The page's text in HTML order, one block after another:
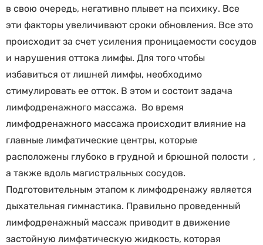
в свою очередь, негативно плывет на психику. Все
эти факторы увеличивают сроки обновления. Все это
происходит за счет усиления проницаемости сосудов
и нарушения оттока лимфы. Для того чтобы
избавиться от лишней лимфы, необходимо
стимулировать ее отток. В этом и состоит задача
лимфодренажного массажа. Во время
лимфодренажного массажа происходит влияние на
главные лимфатические центры, которые
расположены глубоко в грудной и брюшной полости ,
а также вдоль магистральных сосудов.
Подготовительным этапом к лимфодренажу является
дыхательная гимнастика. Правильно проведенный
лимфодренажный массаж приводит в движение
застойную лимфатическую жидкость, которая